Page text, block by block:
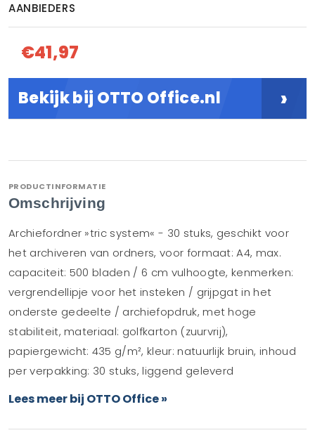
AANBIEDERS
€41,97
Bekijk bij OTTO Office.nl ›
PRODUCTINFORMATIE
Omschrijving
Archiefordner »tric system« - 30 stuks, geschikt voor
het archiveren van ordners, voor formaat: A4, max.
capaciteit: 500 bladen / 6 cm vulhoogte, kenmerken:
vergrendellipje voor het insteken / grijpgat in het
onderste gedeelte / archiefopdruk, met hoge
stabiliteit, materiaal: golfkarton (zuurvrij),
papiergewicht: 435 g/m², kleur: natuurlijk bruin, inhoud
per verpakking: 30 stuks, liggend geleverd
Lees meer bij OTTO Office »